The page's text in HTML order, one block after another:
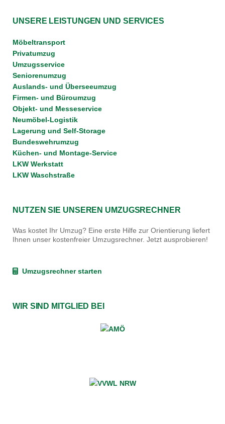
UNSERE LEISTUNGEN UND SERVICES
Möbeltransport
Privatumzug
Umzugsservice
Seniorenumzug
Auslands- und Überseeumzug
Firmen- und Büroumzug
Objekt- und Messeservice
Neumöbel-Logistik
Lagerung und Self-Storage
Bundeswehrumzug
Küchen- und Montage-Service
LKW Werkstatt
LKW Waschstraße
NUTZEN SIE UNSEREN UMZUGSRECHNER
Was kostet Ihr Umzug? Eine erste Hilfe zur Orientierung liefert
Ihnen unser kostenfreier Umzugsrechner. Jetzt ausprobieren!
Umzugsrechner starten
WIR SIND MITGLIED BEI